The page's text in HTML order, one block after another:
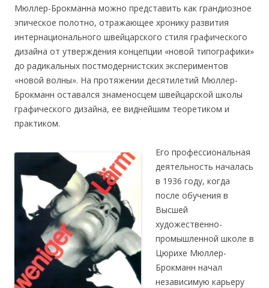
Мюллер-Брокманна можно представить как грандиозное
эпическое полотно, отражающее хронику развития
интернационального швейцарского стиля графического
дизайна от утверждения концепции «новой типографики»
до радикальных постмодернистских экспериментов
«новой волны». На протяжении десятилетий Мюллер-
Брокманн оставался знаменосцем швейцарской школы
графического дизайна, ее виднейшим теоретиком и
практиком.
Его профессиональная
деятельность началась
в 1936 году, когда
после обучения в
Высшей
художественно-
промышленной школе в
Цюрихе Мюллер-
Брокманн начал
независимую карьеру